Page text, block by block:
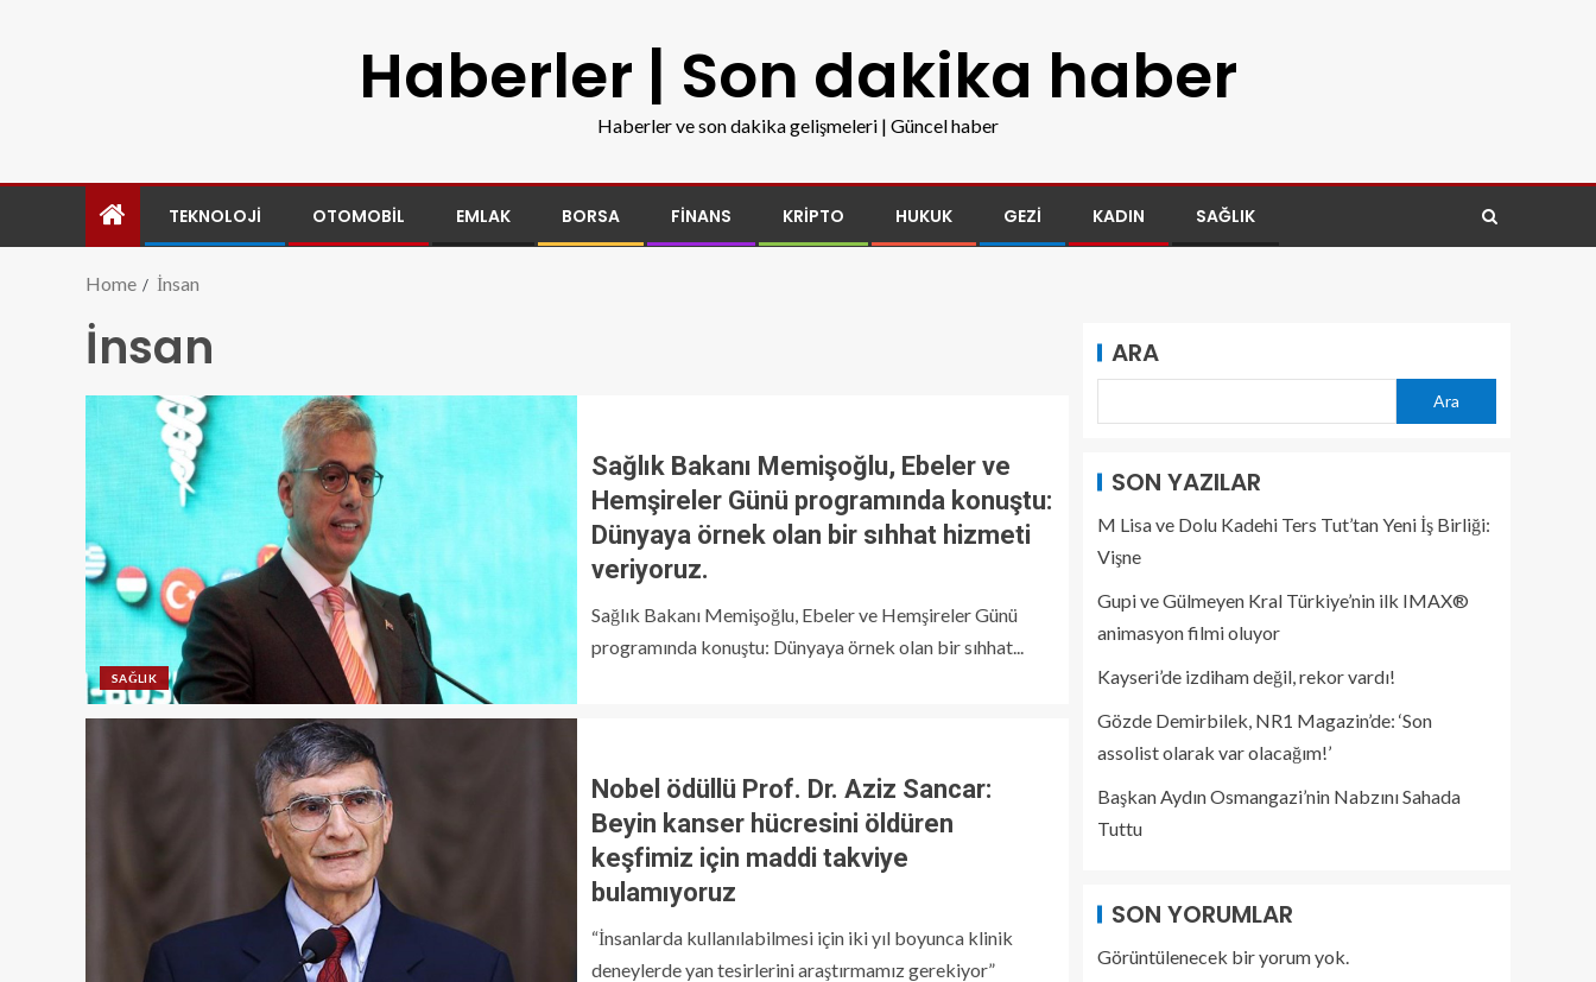
Haberler | Son dakika haber
Haberler ve son dakika gelişmeleri | Güncel haber
TEKNOLOJI OTOMOBIL EMLAK BORSA FINANS KRIPTO HUKUK GEZI KADIN SAĞLIK
Home İnsan
İnsan
SAĞLIK
Sağlık Bakanı Memişoğlu, Ebeler ve
Hemşireler Günü programında konuştu:
Dünyaya örnek olan bir sıhhat hizmeti
veriyoruz.
Sağlık Bakanı Memişoğlu, Ebeler ve Hemşireler Günü
programında konuştu: Dünyaya örnek olan bir sıhhat...
Nobel ödüllü Prof. Dr. Aziz Sancar:
Beyin kanser hücresini öldüren
keşfimiz için maddi takviye
bulamıyoruz
“İnsanlarda kullanılabilmesi için iki yıl boyunca klinik
deneylerde yan tesirlerini araştırmamız gerekiyor”
ARA
Ara
SON YAZILAR
M Lisa ve Dolu Kadehi Ters Tut’tan Yeni İş Birliği:
Vişne
Gupi ve Gülmeyen Kral Türkiye’nin ilk IMAX®
animasyon filmi oluyor
Kayseri’de izdiham değil, rekor vardı!
Gözde Demirbilek, NR1 Magazin’de: ‘Son
assolist olarak var olacağım!’
Başkan Aydın Osmangazi’nin Nabzını Sahada
Tuttu
SON YORUMLAR
Görüntülenecek bir yorum yok.